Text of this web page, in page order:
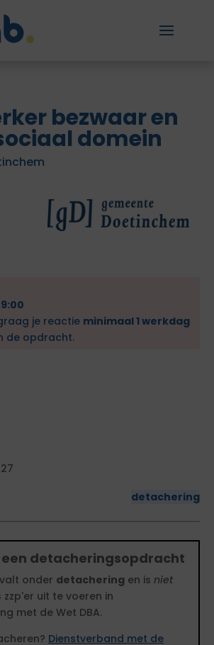
bezwaar en
domein
je reactie minimaal 1 werkdag
de opdracht.
detachering
een detacheringsopdracht
onder detachering en is niet
uit te voeren in
met de Wet DBA.
Dienstverband met de